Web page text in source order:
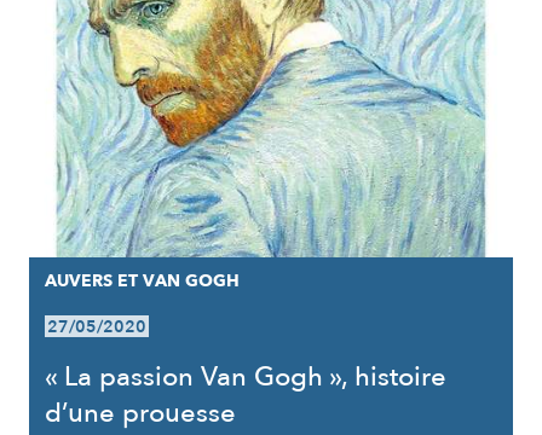
AUVERS ET VAN GOGH
27/05/2020
« La passion Van Gogh », histoire
d’une prouesse